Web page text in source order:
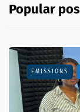
Popular
EMISSIONS